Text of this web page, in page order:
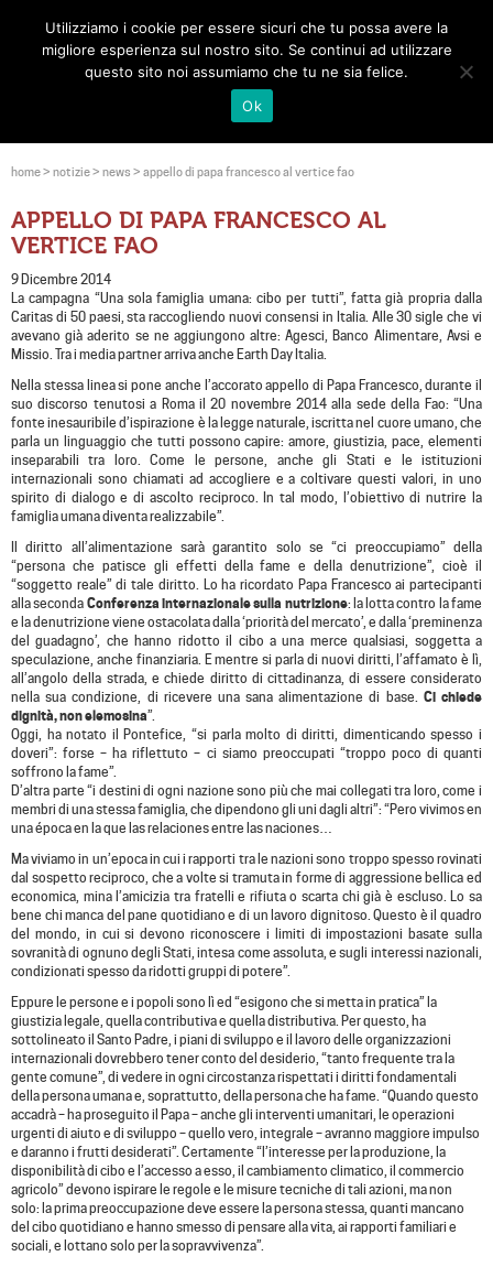
Toggle
home> notizie> news > appello di papa francesco al vertice fao
APPELLO DI PAPA FRANCESCO AL
VERTICE FAO
9 Dicembre 2014
La campagna “Una sola famiglia umana: cibo per tutti”, fatta già propria dalla
Caritas di 50 paesi, sta raccogliendo nuovi consensi in Italia. Alle 30 sigle che vi
avevano già aderito se ne aggiungono altre: Agesci, Banco Alimentare, Avsi e
Missio. Tra i media partner arriva anche Earth Day Italia.
Nella stessa linea si pone anche l’accorato appello di Papa Francesco, durante il
suo discorso tenutosi a Roma il 20 novembre 2014 alla sede della Fao: “Una
fonte inesauribile d’ispirazione è la legge naturale, iscritta nel cuore umano, che
parla un linguaggio che tutti possono capire: amore, giustizia, pace, elementi
inseparabili tra loro. Come le persone, anche gli Stati e le istituzioni
internazionali sono chiamati ad accogliere e a coltivare questi valori, in uno
spirito di dialogo e di ascolto reciproco. In tal modo, l’obiettivo di nutrire la
famiglia umana diventa realizzabile”.
Il diritto all’alimentazione sarà garantito solo se “ci preoccupiamo” della
“persona che patisce gli effetti della fame e della denutrizione”, cioè il
“soggetto reale” di tale diritto. Lo ha ricordato Papa Francesco ai partecipanti
alla seconda Conferenza internazionale sulla nutrizione: la lotta contro la fame
e la denutrizione viene ostacolata dalla ‘priorità del mercato’, e dalla ‘preminenza
del guadagno’, che hanno ridotto il cibo a una merce qualsiasi, soggetta a
speculazione, anche finanziaria. E mentre si parla di nuovi diritti, l’affamato è lì,
all’angolo della strada, e chiede diritto di cittadinanza, di essere considerato
nella sua condizione, di ricevere una sana alimentazione di base. Ci chiede
dignità, non elemosina”.
Oggi, ha notato il Pontefice, “si parla molto di diritti, dimenticando spesso i
doveri”: forse – ha riflettuto – ci siamo preoccupati “troppo poco di quanti
soffrono la fame”.
D’altra parte “i destini di ogni nazione sono più che mai collegati tra loro, come i
membri di una stessa famiglia, che dipendono gli uni dagli altri”: “Pero vivimos en
una época en la que las relaciones entre las naciones…
Ma viviamo in un’epoca in cui i rapporti tra le nazioni sono troppo spesso rovinati
dal sospetto reciproco, che a volte si tramuta in forme di aggressione bellica ed
economica, mina l’amicizia tra fratelli e rifiuta o scarta chi già è escluso. Lo sa
bene chi manca del pane quotidiano e di un lavoro dignitoso. Questo è il quadro
del mondo, in cui si devono riconoscere i limiti di impostazioni basate sulla
sovranità di ognuno degli Stati, intesa come assoluta, e sugli interessi nazionali,
condizionati spesso da ridotti gruppi di potere”.
Eppure le persone e i popoli sono lì ed “esigono che si metta in pratica” la
giustizia legale, quella contributiva e quella distributiva. Per questo, ha
sottolineato il Santo Padre, i piani di sviluppo e il lavoro delle organizzazioni
internazionali dovrebbero tener conto del desiderio, “tanto frequente tra la
gente comune”, di vedere in ogni circostanza rispettati i diritti fondamentali
della persona umana e, soprattutto, della persona che ha fame. “Quando questo
accadrà – ha proseguito il Papa – anche gli interventi umanitari, le operazioni
urgenti di aiuto e di sviluppo – quello vero, integrale – avranno maggiore impulso
e daranno i frutti desiderati”. Certamente “l’interesse per la produzione, la
disponibilità di cibo e l’accesso a esso, il cambiamento climatico, il commercio
agricolo” devono ispirare le regole e le misure tecniche di tali azioni, ma non
solo: la prima preoccupazione deve essere la persona stessa, quanti mancano
del cibo quotidiano e hanno smesso di pensare alla vita, ai rapporti familiari e
sociali, e lottano solo per la sopravvivenza”.
Utilizziamo i cookie per essere sicuri che tu possa avere la
migliore esperienza sul nostro sito. Se continui ad utilizzare
questo sito noi assumiamo che tu ne sia felice.
Ok